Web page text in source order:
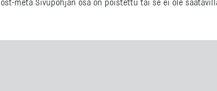
meta Sivupohjan osa on poistettu tai se ei ole